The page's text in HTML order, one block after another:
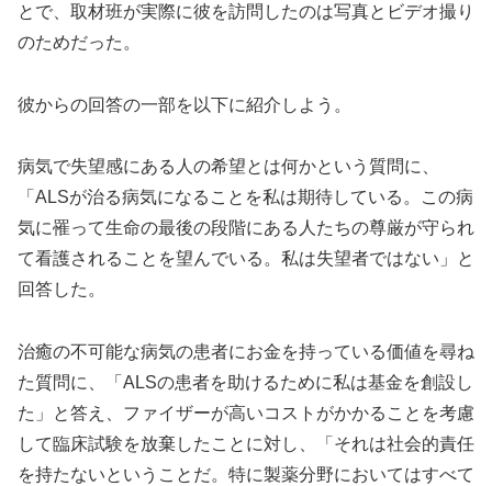
とで、取材班が実際に彼を訪問したのは写真とビデオ撮り
のためだった。
彼からの回答の一部を以下に紹介しよう。
病気で失望感にある人の希望とは何かという質問に、
「ALSが治る病気になることを私は期待している。この病
気に罹って生命の最後の段階にある人たちの尊厳が守られ
て看護されることを望んでいる。私は失望者ではない」と
回答した。
治癒の不可能な病気の患者にお金を持っている価値を尋ね
た質問に、「ALSの患者を助けるために私は基金を創設し
た」と答え、ファイザーが高いコストがかかることを考慮
して臨床試験を放棄したことに対し、「それは社会的責任
を持たないということだ。特に製薬分野においてはすべて